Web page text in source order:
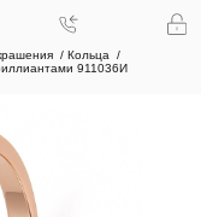
Кольца
911036И